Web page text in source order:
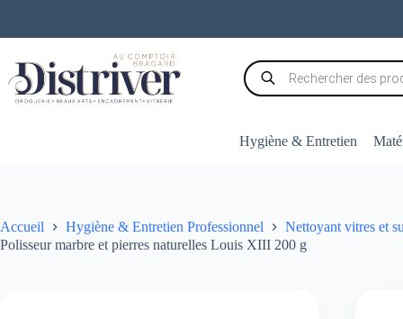
contenu
Recherche
de
produits
Hygiène & Entretien
Accueil Hygiène & Entretien Professionnel
Nettoyant vitres et
Polisseur marbre et pierres naturelles Louis XIII 200 g